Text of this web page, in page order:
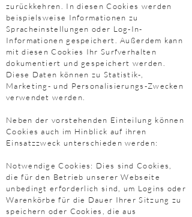
zurückkehren. In diesen Cookies werden
beispielsweise Informationen zu
Spracheinstellungen oder Log-In-
Informationen gespeichert. Außerdem kann
mit diesen Cookies Ihr Surfverhalten
dokumentiert und gespeichert werden.
Diese Daten können zu Statistik-,
Marketing- und Personalisierungs-Zwecken
verwendet werden.
Neben der vorstehenden Einteilung können
Cookies auch im Hinblick auf ihren
Einsatzzweck unterschieden werden:
Notwendige Cookies: Dies sind Cookies,
die für den Betrieb unserer Webseite
unbedingt erforderlich sind, um Logins oder
Warenkörbe für die Dauer Ihrer Sitzung zu
speichern oder Cookies, die aus